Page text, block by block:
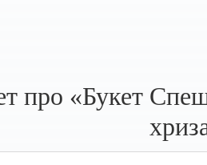
про «Букет